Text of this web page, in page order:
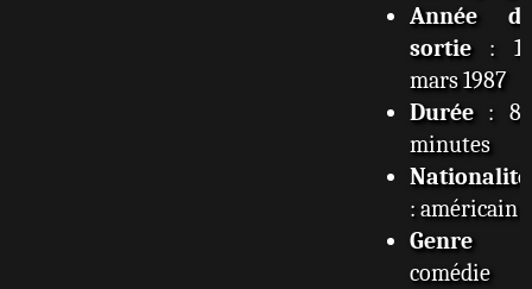
Année de
sortie: 13
mars 1987
Durée: 85
minutes
Nationalité
: américain
Genre:
comédie